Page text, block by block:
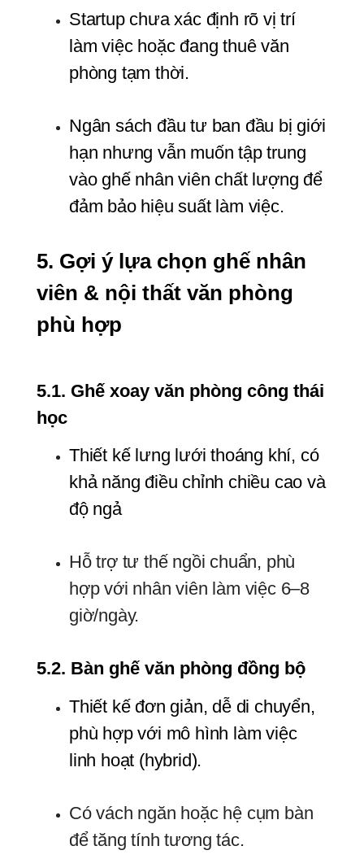
Startup chưa xác định rõ vị trí
làm việc hoặc đang thuê văn
phòng tạm thời.
Ngân sách đầu tư ban đầu bị giới
hạn nhưng vẫn muốn tập trung
vào ghế nhân viên chất lượng để
đảm bảo hiệu suất làm việc.
5. Gợi ý lựa chọn ghế nhân
viên & nội thất văn phòng
phù hợp
5.1. Ghế xoay văn phòng công thái
học
Thiết kế lưng lưới thoáng khí, có
khả năng điều chỉnh chiều cao và
độ ngả
Hỗ trợ tư thế ngồi chuẩn, phù
hợp với nhân viên làm việc 6–8
giờ/ngày.
5.2. Bàn ghế văn phòng đồng bộ
Thiết kế đơn giản, dễ di chuyển,
phù hợp với mô hình làm việc
linh hoạt (hybrid).
Có vách ngăn hoặc hệ cụm bàn
để tăng tính tương tác.